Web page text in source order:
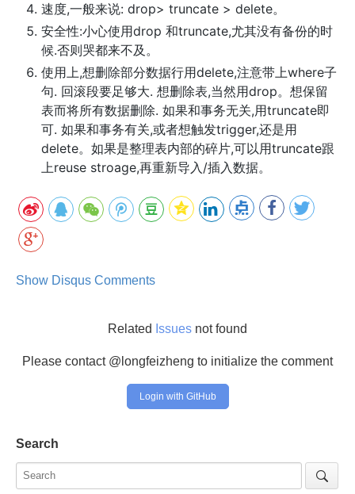
速度,一般来说: drop> truncate > delete。
安全性:小心使用drop 和truncate,尤其没有备份的时
候.否则哭都来不及。
使用上,想删除部分数据行用delete,注意带上where子
句. 回滚段要足够大. 想删除表,当然用drop。想保留
表而将所有数据删除. 如果和事务无关,用truncate即
可. 如果和事务有关,或者想触发trigger,还是用
delete。如果是整理表内部的碎片,可以用truncate跟
上reuse stroage,再重新导入/插入数据。
Show Disqus Comments
Related Issues not found
Please contact @longfeizheng to initialize the comment
Login with GitHub
Search